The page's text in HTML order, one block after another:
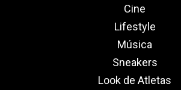
Cine
Lifestyle
Música
Sneakers
Look de Atletas